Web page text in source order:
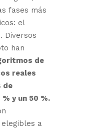
fases más
el
Diversos
han
de
reales
de
y un 50 %.
a